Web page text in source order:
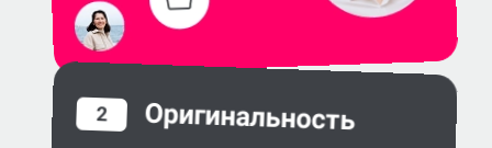
2 Оригинальность